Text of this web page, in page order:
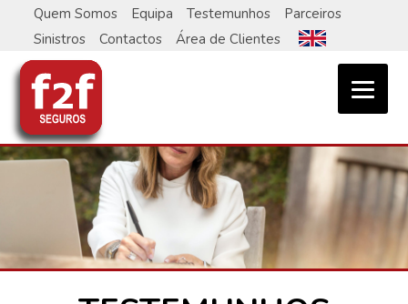
Skip
content
Quem Somos Equipa Testemunhos
Parceiros
Sinistros
Contactos Área de Clientes